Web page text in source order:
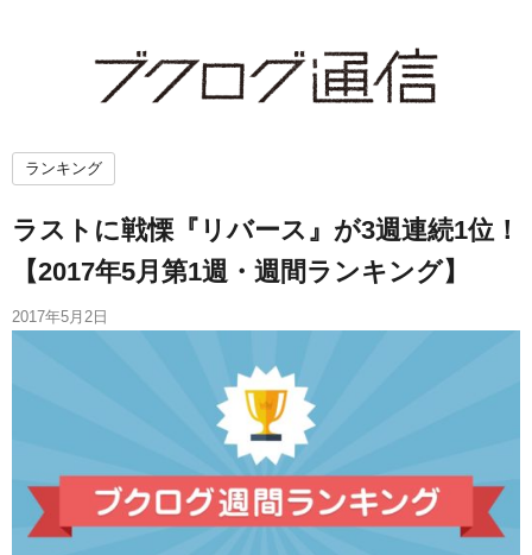
ランキング
ラストに戦慄『リバース』が3週連続1位！
【2017年5月第1週・週間ランキング】
2017年5月2日